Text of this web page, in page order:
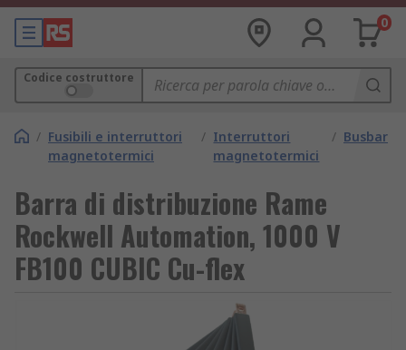
0
Codice costruttore
/ Fusibili e interruttori
magnetotermici
/ Interruttori
magnetotermici
/ Busbar
Barra di distribuzione Rame
Rockwell Automation, 1000 V
FB100 CUBIC Cu-flex